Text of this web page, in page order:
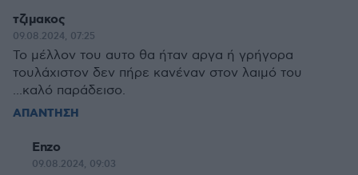
τζιμακος
09.08.2024, 07:25
Το μέλλον του αυτο θα ήταν αργα ή γρήγορα
τουλάχιστον δεν πήρε κανέναν στον λαιμό του
...καλό παράδεισο.
ΑΠΑΝΤΗΣΗ
Enzo
09.08.2024, 09:03